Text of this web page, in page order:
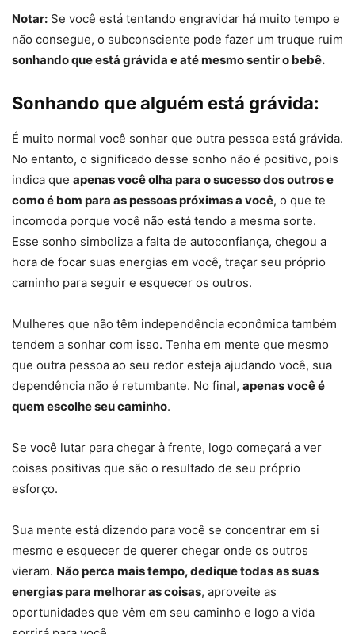
Notar: Se você está tentando engravidar há muito tempo e
não consegue, o subconsciente pode fazer um truque ruim
sonhando que está grávida e até mesmo sentir o bebê.
Sonhando que alguém está grávida:
É muito normal você sonhar que outra pessoa está grávida.
No entanto, o significado desse sonho não é positivo, pois
indica que apenas você olha para o sucesso dos outros e
como é bom para as pessoas próximas a você, o que te
incomoda porque você não está tendo a mesma sorte.
Esse sonho simboliza a falta de autoconfiança, chegou a
hora de focar suas energias em você, traçar seu próprio
caminho para seguir e esquecer os outros.
Mulheres que não têm independência econômica também
tendem a sonhar com isso. Tenha em mente que mesmo
que outra pessoa ao seu redor esteja ajudando você, sua
dependência não é retumbante. No final, apenas você é
quem escolhe seu caminho.
Se você lutar para chegar à frente, logo começará a ver
coisas positivas que são o resultado de seu próprio
esforço.
Sua mente está dizendo para você se concentrar em si
mesmo e esquecer de querer chegar onde os outros
vieram. Não perca mais tempo, dedique todas as suas
energias para melhorar as coisas, aproveite as
oportunidades que vêm em seu caminho e logo a vida